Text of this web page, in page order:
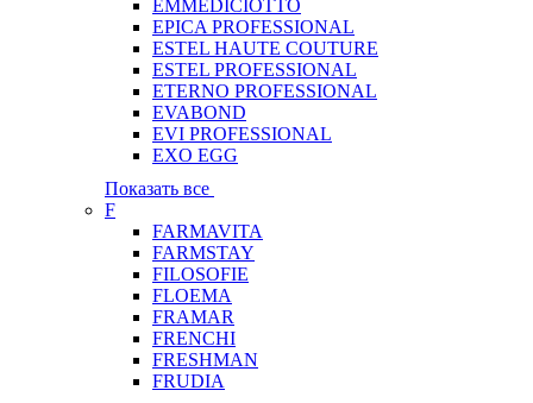
EMMEDICIOTTO
EPICA PROFESSIONAL
ESTEL HAUTE COUTURE
ESTEL PROFESSIONAL
ETERNO PROFESSIONAL
EVABOND
EVI PROFESSIONAL
EXO EGG
Показать все
F
FARMAVITA
FARMSTAY
FILOSOFIE
FLOEMA
FRAMAR
FRENCHI
FRESHMAN
FRUDIA